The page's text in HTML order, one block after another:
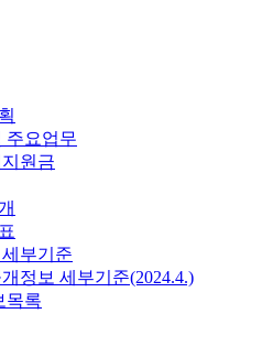
주요업무
원금
부기준
정보 세부기준(2024.4.)
목록